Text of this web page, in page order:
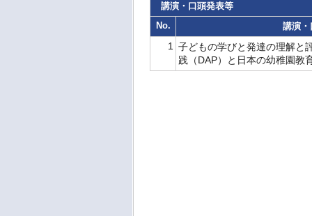
講演・口頭発表等
No.
講演・
1
子どもの学びと発達の理解と
践（DAP）と日本の幼稚園教